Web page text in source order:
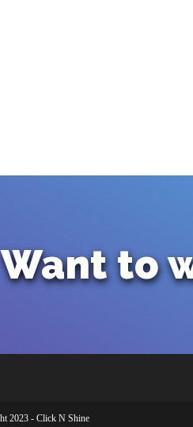
Want to
2023 - Click N Shine